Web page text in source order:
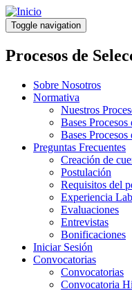
Pasar
al
contenido
principal
Toggle navigation
Procesos de
Sobre Nosotros
Normativa
Nuestros
Bases
Bases
Preguntas Frecuentes
Creación de
Postulación
Requisitos del
Experiencia
Evaluaciones
Entrevistas
Bonificaciones
Iniciar Sesión
Convocatorias
Convocatorias
Convocatoria